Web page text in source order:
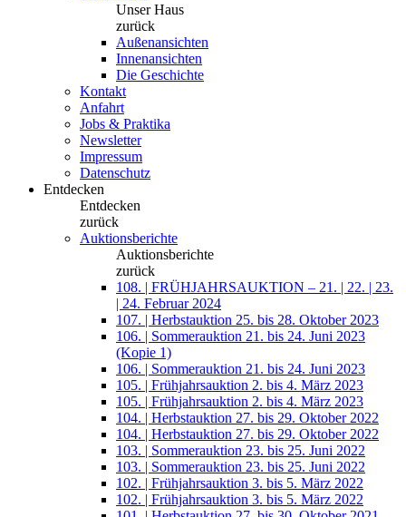
Unser Haus
zurück
Außenansichten
Innenansichten
Die Geschichte
Kontakt
Anfahrt
Jobs & Praktika
Newsletter
Impressum
Datenschutz
Entdecken
Entdecken
zurück
Auktionsberichte
Auktionsberichte
zurück
108. | FRÜHJAHRSAUKTION – 21. | 22. | 23.
| 24. Februar 2024
107. | Herbstauktion 25. bis 28. Oktober 2023
106. | Sommerauktion 21. bis 24. Juni 2023
(Kopie 1)
106. | Sommerauktion 21. bis 24. Juni 2023
105. | Frühjahrsauktion 2. bis 4. März 2023
105. | Frühjahrsauktion 2. bis 4. März 2023
104. | Herbstauktion 27. bis 29. Oktober 2022
104. | Herbstauktion 27. bis 29. Oktober 2022
103. | Sommerauktion 23. bis 25. Juni 2022
103. | Sommerauktion 23. bis 25. Juni 2022
102. | Frühjahrsauktion 3. bis 5. März 2022
102. | Frühjahrsauktion 3. bis 5. März 2022